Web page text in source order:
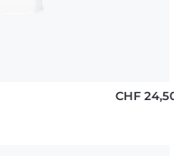
CHF 24,50